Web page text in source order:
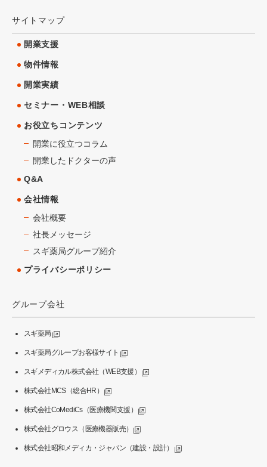
サイトマップ
開業支援
物件情報
開業実績
セミナー・WEB相談
お役立ちコンテンツ
開業に役立つコラム
開業したドクターの声
Q&A
会社情報
会社概要
社長メッセージ
スギ薬局グループ紹介
プライバシーポリシー
グループ会社
スギ薬局
スギ薬局グループお客様サイト
スギメディカル株式会社（WEB支援）
株式会社MCS（総合HR）
株式会社CoMediCs（医療機関支援）
株式会社グロウス（医療機器販売）
株式会社昭和メディカ・ジャパン（建設・設計）